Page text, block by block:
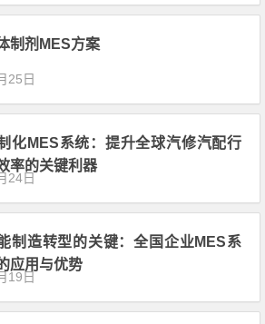
制剂MES方案
25日
化MES系统：提升全球汽修汽配行
率的关键利器
24日
制造转型的关键：全国企业MES系
应用与优势
19日